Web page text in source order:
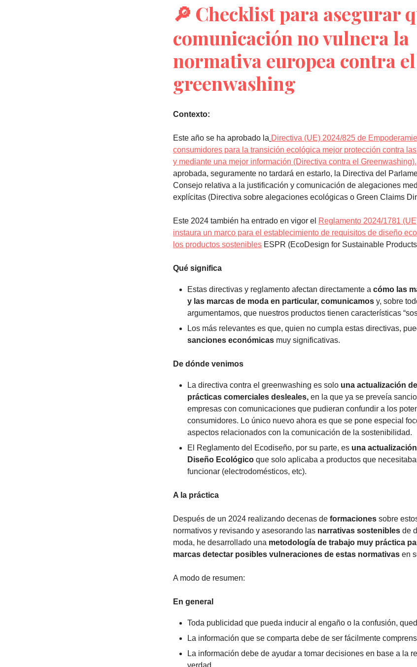
🔎 Checklist para asegurar
comunicación no vulnera la
normativa europea contra el
greenwashing
Contexto:
Este año se ha aprobado la Directiva (UE) 2024/825 de
consumidores para la transición ecológica mejor protección contra
y mediante una mejor información (Directiva contra el Greenwashing).
aprobada, seguramente no tardará en estarlo, la Directiva del
Consejo relativa a la justificación y comunicación de alegaciones
explícitas (Directiva sobre alegaciones ecológicas o Green Claims
Este 2024 también ha entrado en vigor el Reglamento 2024/1781
instaura un marco para el establecimiento de requisitos de diseño
los productos sostenibles ESPR (EcoDesign for Sustainable
Qué significa
Estas directivas y reglamento afectan directamente a cómo las
y las marcas de moda en particular, comunicamos y, sobre
argumentamos, que nuestros productos tienen características
Los más relevantes es que, quien no cumpla estas directivas,
sanciones económicas muy significativas.
De dónde venimos
La directiva contra el greenwashing es solo una actualización
prácticas comerciales desleales, en la que ya se preveía
empresas con comunicaciones que pudieran confundir a los
consumidores. Lo único nuevo ahora es que se pone especial
aspectos relacionados con la comunicación de la sostenibilidad.
El Reglamento del Ecodiseño, por su parte, es una
Diseño Ecológico que solo aplicaba a productos que
funcionar (electrodomésticos, etc).
A la práctica
Después de un 2024 realizando decenas de formaciones sobre
normativos y revisando y asesorando las narrativas sostenibles de
moda, he desarrollado una metodología de trabajo muy práctica
marcas detectar posibles vulneraciones de estas normativas en
A modo de resumen:
En general
Toda publicidad que pueda inducir al engaño o la confusión,
La información que se comparta debe de ser fácilmente
La información debe de ayudar a tomar decisiones en base a la
verdad.